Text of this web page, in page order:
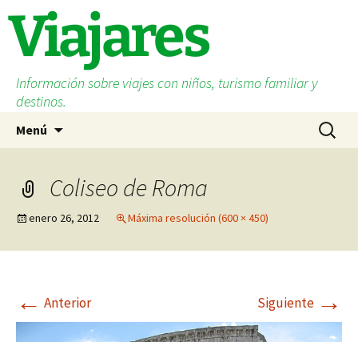
contenido
Viajares
Información sobre viajes con niños, turismo familiar y
destinos.
Menú Buscar:
Coliseo de Roma
enero 26, 2012 Máxima resolución (600 × 450)
← Anterior Siguiente →